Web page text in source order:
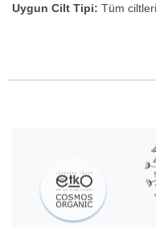
Uygun Cilt Tipi: Tüm